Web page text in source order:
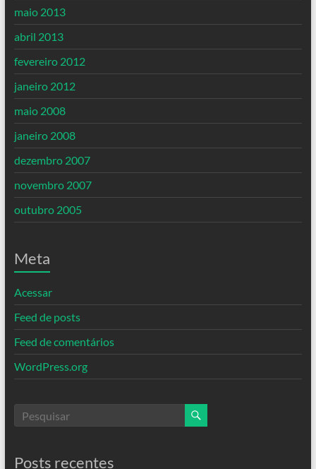
maio 2013
abril 2013
fevereiro 2012
janeiro 2012
maio 2008
janeiro 2008
dezembro 2007
novembro 2007
outubro 2005
Meta
Acessar
Feed de posts
Feed de comentários
WordPress.org
Posts recentes